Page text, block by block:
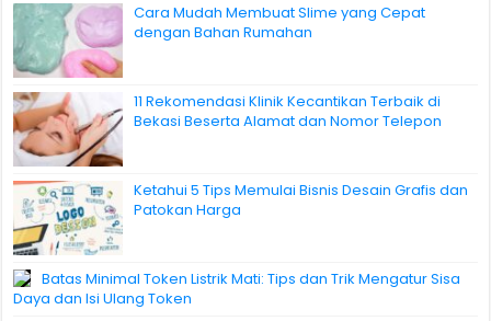
Cara Mudah Membuat Slime yang Cepat
dengan Bahan Rumahan
11 Rekomendasi Klinik Kecantikan Terbaik di
Bekasi Beserta Alamat dan Nomor Telepon
Ketahui 5 Tips Memulai Bisnis Desain Grafis dan
Patokan Harga
Batas Minimal Token Listrik Mati: Tips dan Trik Mengatur Sisa
Daya dan Isi Ulang Token